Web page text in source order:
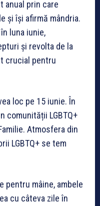
anual prin care
și își afirmă mândria.
luna iunie,
și revolta de la
crucial pentru
loc pe 15 iunie. În
comunității LGBTQ+
Atmosfera din
LGBTQ+ se tem
pentru mâine, ambele
cu câteva zile în